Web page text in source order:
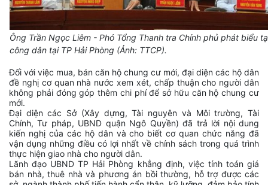
Ông Trần Ngọc Liêm - Phó Tổng Thanh tra Chính phủ phát biểu
công dân tại TP Hải Phòng (Ảnh: TTCP).
Đối với việc mua, bán căn hộ chung cư mới, đại diện các hộ dân
đề nghị cơ quan nhà nước xem xét, chấp thuận cho người dân
không phải đóng góp thêm chi phí để sở hữu căn hộ chung cư
mới.
Đại diện các Sở (Xây dựng, Tài nguyên và Môi trường, Tài
Chính, Tư pháp, UBND quận Ngô Quyền) đã trả lời nội dung
kiến nghị của các hộ dân và cho biết cơ quan chức năng đã
vận dụng những điều có lợi nhất về chính sách trong quá trình
thực hiện giao nhà cho người dân.
Lãnh đạo UBND TP Hải Phòng khẳng định, việc tính toán giá
bán nhà, thuê nhà và phương án bồi thường, hỗ trợ được các